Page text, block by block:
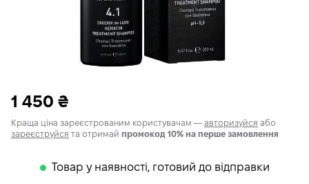
1 450 ₴
Краща ціна зареєстрованим користувачам — авторизуйся або
зареєструйся та отримай промокод 10% на перше замовлення
𒊹 Товар у наявності, готовий до відправки